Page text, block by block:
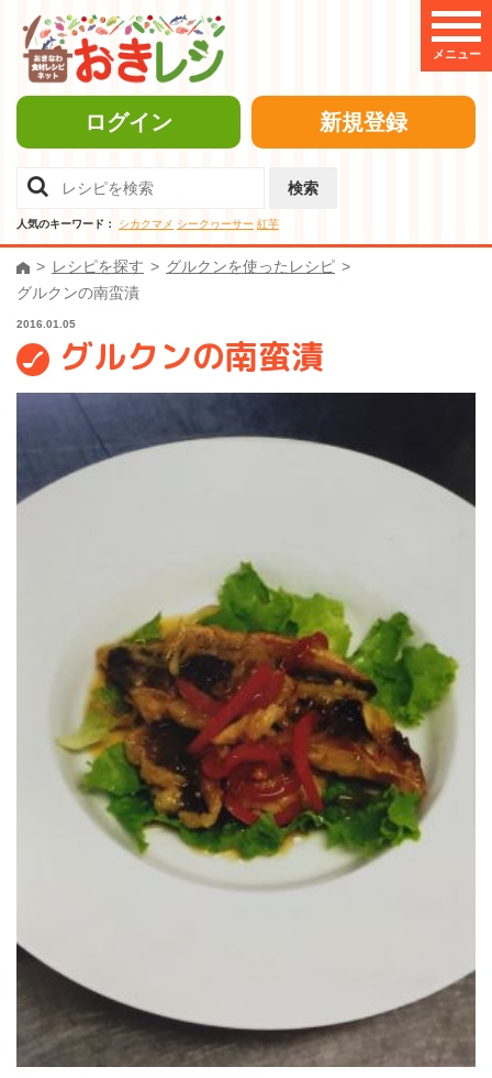
メニュー
ログイン 新規登録
検索
人気のキーワード： シカクマメ シークヮーサー 紅芋
レシピを探す
グルクンを使ったレシピ
グルクンの南蛮漬
2016.01.05
グルクンの南蛮漬